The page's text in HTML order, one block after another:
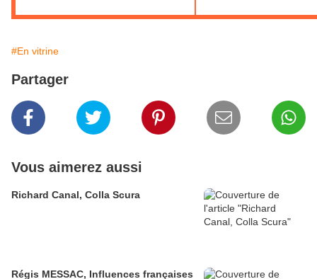
#En vitrine
Partager
Vous aimerez aussi
Richard Canal, Colla Scura
Régis MESSAC, Influences françaises